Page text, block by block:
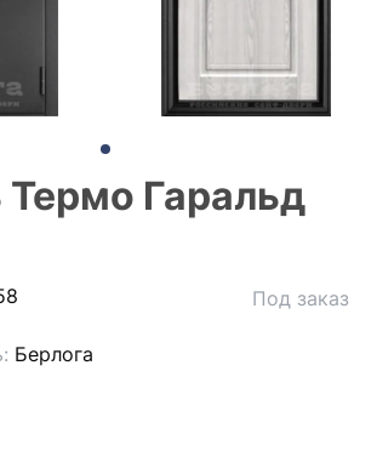
Гаральд
Берлога
Под заказ